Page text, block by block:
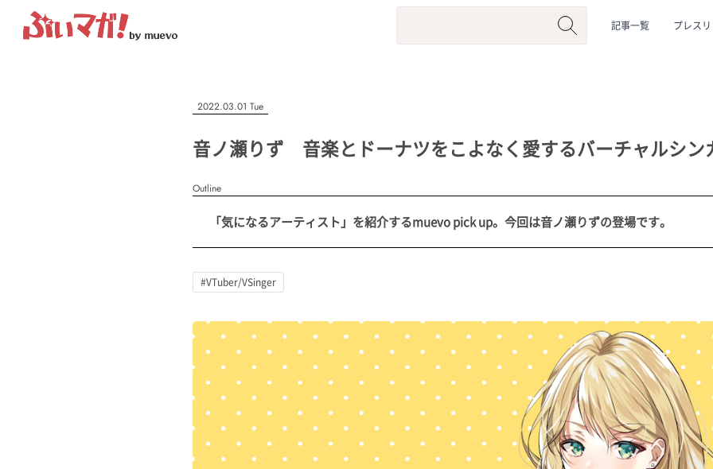
記事一覧 プレス
#女性 #バ美肉 #男の娘 #獣系 #動物系 #企業公式 #個人勢 #Vtuberグループ
“推しへの応援を形にする”VTuber専門メディア
2022.03.01 Tue
音ノ瀬りず 音楽とドーナツをこよなく愛するバーチャルシン
Outline
「気になるアーティスト」を紹介するmuevo pick up。今回は音ノ瀬りずの登場です。
#VTuber/VSinger